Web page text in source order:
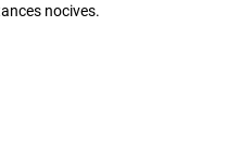
nocives.